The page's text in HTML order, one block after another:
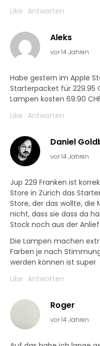
Like Antworten
Aleks
vor 14 Jahren
Habe gestern im Apple
Starterpacket für 229.95
Lampen kosten 69.90
Like Antworten
Daniel
vor 14 Jahren
Jup 229 Franken ist
Store in Zürich das
Store, der das wollte,
nicht, dass sie dass da
Stock noch aus der
Die Lampen machen
Farben je nach
werden können ist super
Like Antworten
Roger
vor 14 Jahren